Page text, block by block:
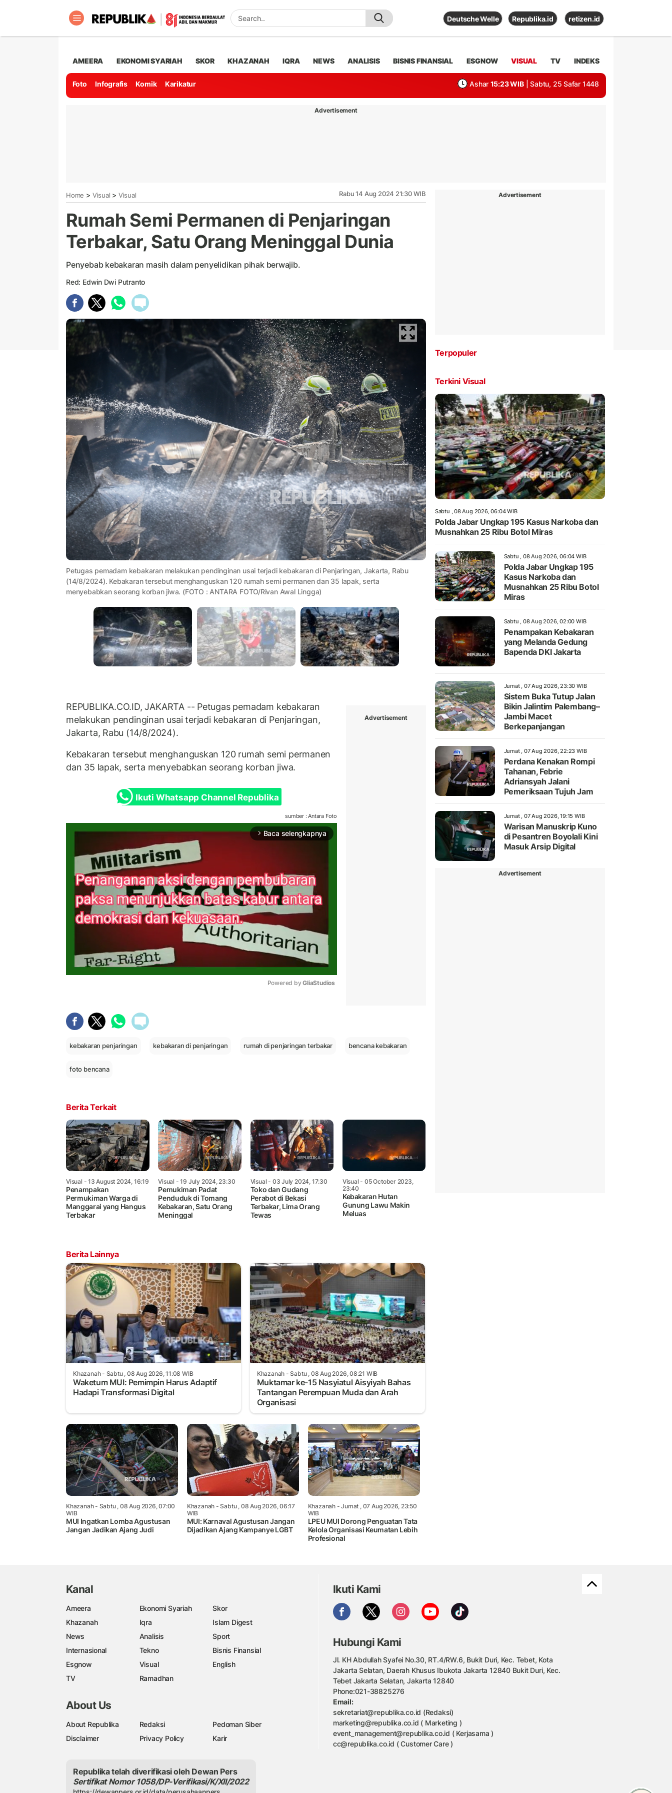
Deutsche Welle Republika.id retizen.id
AMEERA EKONOMI SYARIAH SKOR KHAZANAH IQRA NEWS ANALISIS BISNIS FINANSIAL ESGNOW VISUAL TV INDEKS
Foto Infografis Komik Karikatur Ashar 15:23 WIB | Sabtu, 25 Safar 1448
Advertisement
Home > Visual > Visual Rabu 14 Aug 2024 21:30 WIB
Rumah Semi Permanen di Penjaringan
Terbakar, Satu Orang Meninggal Dunia
Penyebab kebakaran masih dalam penyelidikan pihak berwajib.
Red: Edwin Dwi Putranto
Petugas pemadam kebakaran melakukan pendinginan usai terjadi kebakaran di Penjaringan, Jakarta, Rabu
(14/8/2024). Kebakaran tersebut menghanguskan 120 rumah semi permanen dan 35 lapak, serta
menyebabkan seorang korban jiwa. (FOTO : ANTARA FOTO/Rivan Awal Lingga)
REPUBLIKA.CO.ID, JAKARTA -- Petugas pemadam kebakaran
melakukan pendinginan usai terjadi kebakaran di Penjaringan,
Jakarta, Rabu (14/8/2024).
Kebakaran tersebut menghanguskan 120 rumah semi permanen
dan 35 lapak, serta menyebabkan seorang korban jiwa.
Ikuti Whatsapp Channel Republika
sumber : Antara Foto
arrow_forward_ios Baca selengkapnya
Powered by GliaStudios
Advertisement
kebakaran penjaringan kebakaran di penjaringan rumah di penjaringan terbakar bencana kebakaran
foto bencana
Berita Terkait
Visual - 13 August 2024, 16:19
Penampakan
Permukiman Warga di
Manggarai yang Hangus
Terbakar
Visual - 19 July 2024, 23:30
Pemukiman Padat
Penduduk di Tomang
Kebakaran, Satu Orang
Meninggal
Visual - 03 July 2024, 17:30
Toko dan Gudang
Perabot di Bekasi
Terbakar, Lima Orang
Tewas
Visual - 05 October 2023,
23:40
Kebakaran Hutan
Gunung Lawu Makin
Meluas
Berita Lainnya
Khazanah- Sabtu , 08 Aug 2026, 11:08 WIB
Waketum MUI: Pemimpin Harus Adaptif
Hadapi Transformasi Digital
Khazanah - Sabtu , 08 Aug 2026, 08:21 WIB
Muktamar ke-15 Nasyiatul Aisyiyah Bahas
Tantangan Perempuan Muda dan Arah
Organisasi
Khazanah- Sabtu , 08 Aug 2026, 07:00
WIB
MUI Ingatkan Lomba Agustusan
Jangan Jadikan Ajang Judi
Khazanah - Sabtu , 08 Aug 2026, 06:17
WIB
MUI: Karnaval Agustusan Jangan
Dijadikan Ajang Kampanye LGBT
Khazanah- Jumat , 07 Aug 2026, 23:50
WIB
LPEU MUI Dorong Penguatan Tata
Kelola Organisasi Keumatan Lebih
Profesional
Advertisement
Terpopuler
Terkini Visual
Sabtu , 08 Aug 2026, 06:04 WIB
Polda Jabar Ungkap 195 Kasus Narkoba dan
Musnahkan 25 Ribu Botol Miras
Sabtu , 08 Aug 2026, 06:04 WIB
Polda Jabar Ungkap 195
Kasus Narkoba dan
Musnahkan 25 Ribu Botol
Miras
Sabtu , 08 Aug 2026, 02:00 WIB
Penampakan Kebakaran
yang Melanda Gedung
Bapenda DKI Jakarta
Jumat , 07 Aug 2026, 23:30 WIB
Sistem Buka Tutup Jalan
Bikin Jalintim Palembang–
Jambi Macet
Berkepanjangan
Jumat , 07 Aug 2026, 22:23 WIB
Perdana Kenakan Rompi
Tahanan, Febrie
Adriansyah Jalani
Pemeriksaan Tujuh Jam
Jumat , 07 Aug 2026, 19:15 WIB
Warisan Manuskrip Kuno
di Pesantren Boyolali Kini
Masuk Arsip Digital
Advertisement
Kanal
Ameera Ekonomi Syariah
Skor
Khazanah
Iqra
Islam Digest
News
Analisis
Sport
Internasional
Tekno
Bisnis Finansial
Esgnow
Visual
English
TV
Ramadhan
About Us
About Republika Redaksi
Pedoman Siber
Disclaimer
Privacy Policy Karir
Republika telah diverifikasi oleh Dewan Pers
Sertifikat Nomor 1058/DP-Verifikasi/K/XII/2022
Ikuti Kami
Hubungi Kami
Jl. KH Abdullah Syafei No.30, RT.4/RW.6, Bukit Duri, Kec. Tebet, Kota
Jakarta Selatan, Daerah Khusus Ibukota Jakarta 12840 Bukit Duri, Kec.
Tebet Jakarta Selatan, Jakarta 12840
Phone:021-38825276
Email:
sekretariat@republika.co.id (Redaksi)
marketing@republika.co.id ( Marketing )
event_management@republika.co.id ( Kerjasama )
cc@republika.co.id ( Customer Care )